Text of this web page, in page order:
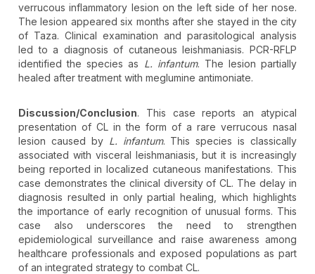
verrucous inflammatory lesion on the left side of her nose.
The lesion appeared six months after she stayed in the city
of Taza. Clinical examination and parasitological analysis
led to a diagnosis of cutaneous leishmaniasis. PCR-RFLP
identified the species as L. infantum. The lesion partially
healed after treatment with meglumine antimoniate.
Discussion/Conclusion. This case reports an atypical
presentation of CL in the form of a rare verrucous nasal
lesion caused by L. infantum. This species is classically
associated with visceral leishmaniasis, but it is increasingly
being reported in localized cutaneous manifestations. This
case demonstrates the clinical diversity of CL. The delay in
diagnosis resulted in only partial healing, which highlights
the importance of early recognition of unusual forms. This
case also underscores the need to strengthen
epidemiological surveillance and raise awareness among
healthcare professionals and exposed populations as part
of an integrated strategy to combat CL.